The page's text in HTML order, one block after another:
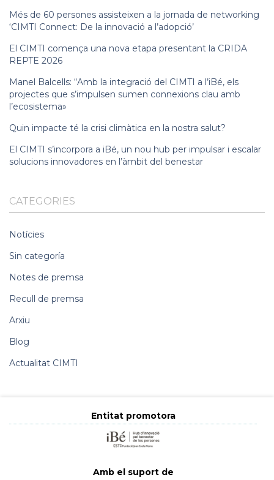
Més de 60 persones assisteixen a la jornada de networking
‘CIMTI Connect: De la innovació a l’adopció’
El CIMTI comença una nova etapa presentant la CRIDA
REPTE 2026
Manel Balcells: “Amb la integració del CIMTI a l’iBé, els
projectes que s’impulsen sumen connexions clau amb
l’ecosistema»
Quin impacte té la crisi climàtica en la nostra salut?
El CIMTI s’incorpora a iBé, un nou hub per impulsar i escalar
solucions innovadores en l’àmbit del benestar
CATEGORIES
Notícies
Sin categoría
Notes de premsa
Recull de premsa
Arxiu
Blog
Actualitat CIMTI
Entitat promotora
Amb el suport de